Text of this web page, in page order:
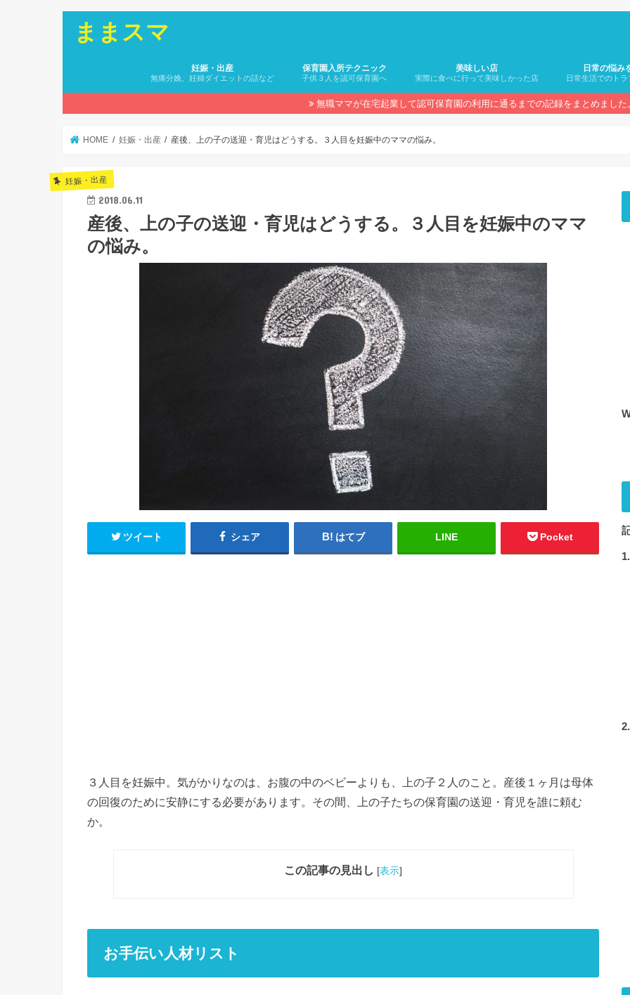
ままスマ
妊娠・出産
無痛分娩、妊婦ダイエットの話など
保育園入所テクニック
子供３人を認可保育園へ
美味しい店
実際に食べに行って美味しかった店
日常の悩み
日常生活でのト
無職ママが在宅起業して認可保育園の利用に通るまでの記録をまとめました
HOME 妊娠・出産 産後、上の子の送迎・育児はどうする。３人目を妊娠中のママの悩み。
妊娠・出産
2018.06.11
産後、上の子の送迎・育児はどうする。３人目を妊娠中のママ
の悩み。
ツイート シェア はてブ LINE Pocket
３人目を妊娠中。気がかりなのは、お腹の中のベビーよりも、上の子２人のこと。産後１ヶ月は母体
の回復のために安静にする必要があります。その間、上の子たちの保育園の送迎・育児を誰に頼む
か。
この記事の見出し [表示]
お手伝い人材リスト